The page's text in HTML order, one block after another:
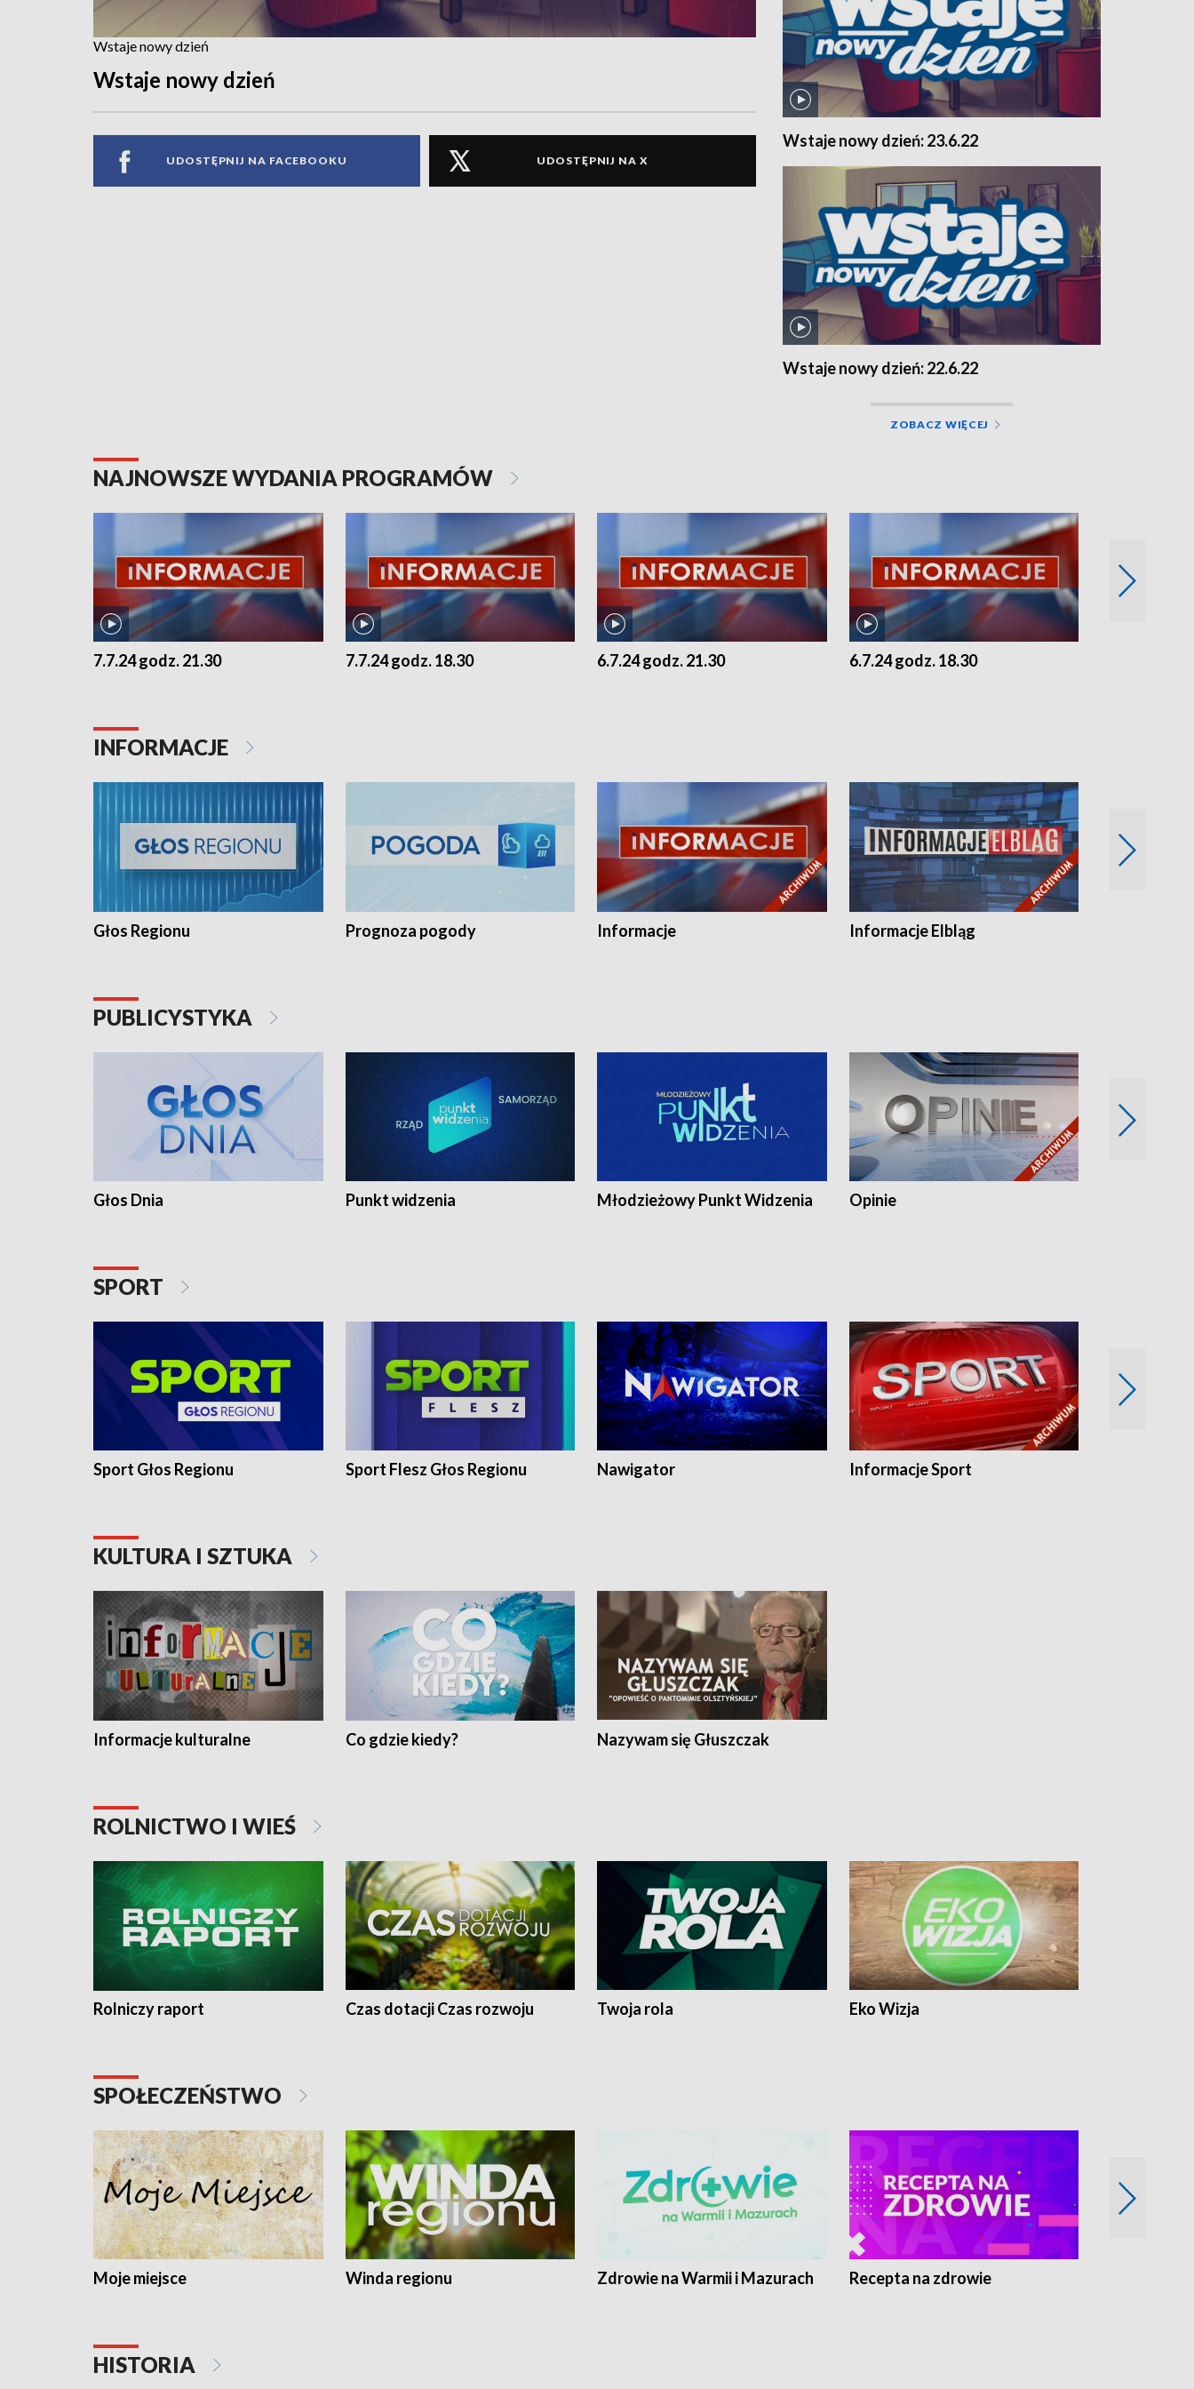
Wstaje nowy dzień
Wstaje nowy dzień
UDOSTĘPNIJ NA FACEBOOKU UDOSTĘPNIJ NA X
Wstaje nowy dzień: 23.6.22
Wstaje nowy dzień: 22.6.22
ZOBACZ WIĘCEJ
NAJNOWSZE WYDANIA PROGRAMÓW
7.7.24 godz. 21.30 7.7.24 godz. 18.30 6.7.24 godz. 21.30 6.7.24 godz. 18.30
INFORMACJE
Głos Regionu Prognoza pogody Informacje Informacje Elbląg
PUBLICYSTYKA
Głos Dnia Punkt widzenia Młodzieżowy Punkt Widzenia Opinie
SPORT
Sport Głos Regionu Sport Flesz Głos Regionu Nawigator Informacje Sport
KULTURA I SZTUKA
Informacje kulturalne Co gdzie kiedy? Nazywam się Głuszczak
ROLNICTWO I WIEŚ
Rolniczy raport Czas dotacji Czas rozwoju Twoja rola Eko Wizja
SPOŁECZEŃSTWO
Moje miejsce Winda regionu Zdrowie na Warmii i Mazurach Recepta na zdrowie
HISTORIA